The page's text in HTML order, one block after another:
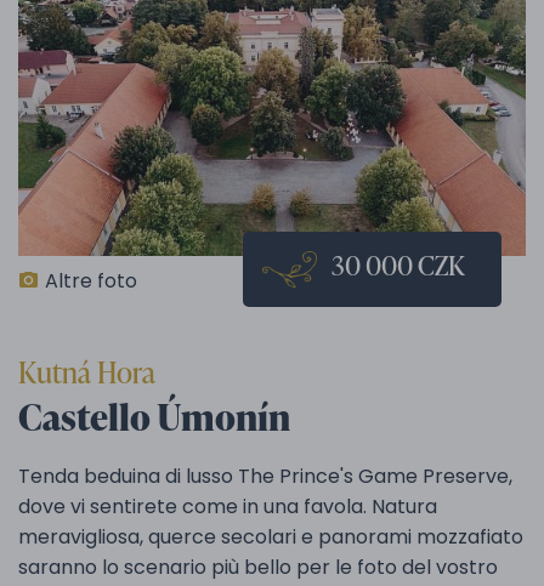
Altre foto 30 000 CZK
Kutná Hora
Castello Úmonín
Tenda beduina di lusso The Prince's Game Preserve,
dove vi sentirete come in una favola. Natura
meravigliosa, querce secolari e panorami mozzafiato
saranno lo scenario più bello per le foto del vostro